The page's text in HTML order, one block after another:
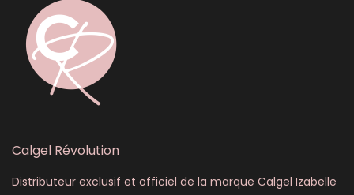
Calgel Révolution
Distributeur exclusif et officiel de la marque Calgel Izabelle